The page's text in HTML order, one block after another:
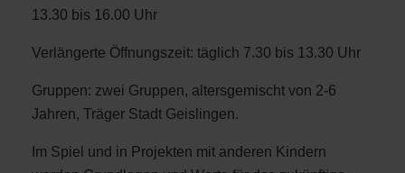
13.30 bis 16.00 Uhr
Verlängerte Öffnungszeit: täglich 7.30 bis 13.30 Uhr
Gruppen: zwei Gruppen, altersgemischt von 2-6
Jahren, Träger Stadt Geislingen.
Im Spiel und in Projekten mit anderen Kindern